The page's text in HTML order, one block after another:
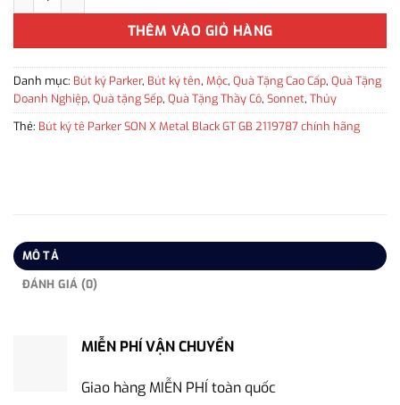
THÊM VÀO GIỎ HÀNG
Danh mục: Bút ký Parker, Bút ký tên, Mộc, Quà Tặng Cao Cấp, Quà Tặng
Doanh Nghiệp, Quà tặng Sếp, Quà Tặng Thầy Cô, Sonnet, Thủy
Thẻ: Bút ký tê Parker SON X Metal Black GT GB 2119787 chính hãng
MÔ TẢ
ĐÁNH GIÁ (0)
MIỄN PHÍ VẬN CHUYỂN
Giao hàng MIỄN PHÍ toàn quốc